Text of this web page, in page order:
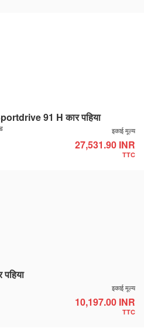
91 H कार पहिया
इकाई मूल्य
27,531.90 INR
TTC
इकाई मूल्य
10,197.00 INR
TTC